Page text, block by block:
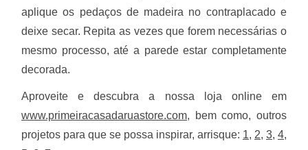
aplique os pedaços de madeira no contraplacado e
deixe secar. Repita as vezes que forem necessárias o
mesmo processo, até a parede estar completamente
decorada.
Aproveite e descubra a nossa loja online em
www.primeiracasadaruastore.com, bem como, outros
projetos para que se possa inspirar, arrisque: 1, 2, 3, 4,